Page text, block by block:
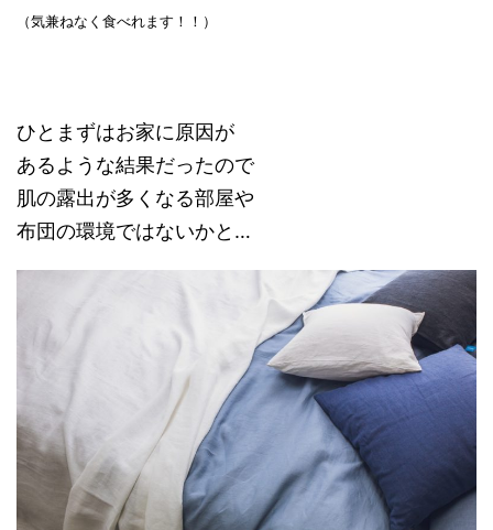
（気兼ねなく食べれます！！）
ひとまずはお家に原因が
あるような結果だったので
肌の露出が多くなる部屋や
布団の環境ではないかと…